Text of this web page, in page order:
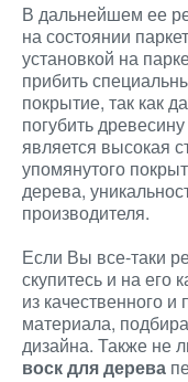
В дальнейшем ее
на состоянии
установкой на
прибить
покрытие, так как
погубить
является высокая
упомянутого
дерева,
производителя.
Если Вы все-таки
скупитесь и на его
из качественного
материала,
дизайна. Также не
воск для дерева